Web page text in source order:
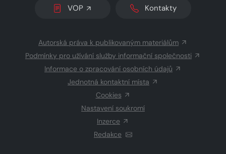
VOP Kontakty
Autorská práva k publikovaným materiálům
Podmínky pro užívání služby informační společnosti
Informace o zpracování osobních údajů
Jednotná kontaktní místa
Cookies
Nastavení soukromí
Inzerce
Redakce